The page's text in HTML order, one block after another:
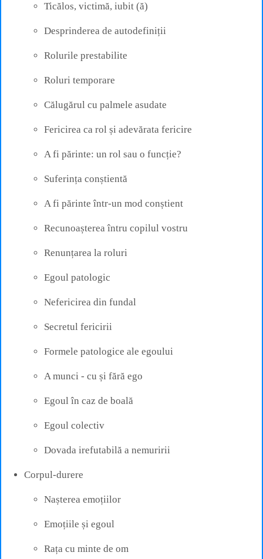
Ticălos, victimă, iubit (ă)
Desprinderea de autodefiniții
Rolurile prestabilite
Roluri temporare
Călugărul cu palmele asudate
Fericirea ca rol și adevărata fericire
A fi părinte: un rol sau o funcție?
Suferința conștientă
A fi părinte într-un mod conștient
Recunoașterea întru copilul vostru
Renunțarea la roluri
Egoul patologic
Nefericirea din fundal
Secretul fericirii
Formele patologice ale egoului
A munci - cu și fără ego
Egoul în caz de boală
Egoul colectiv
Dovada irefutabilă a nemuririi
Corpul-durere
Nașterea emoțiilor
Emoțiile și egoul
Rața cu minte de om